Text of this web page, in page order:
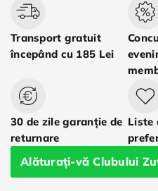
Transport gratuit
începând cu 185 Lei
30 de zile garanție de
returnare
Liste
Alăturați-vă Clubului